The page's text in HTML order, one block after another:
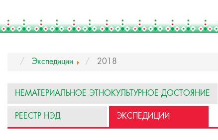
Экспедиции 2018
НЕМАТЕРИАЛЬНОЕ ЭТНОКУЛЬТУРНОЕ ДОСТОЯНИЕ
РЕЕСТР НЭД ЭКСПЕДИЦИИ